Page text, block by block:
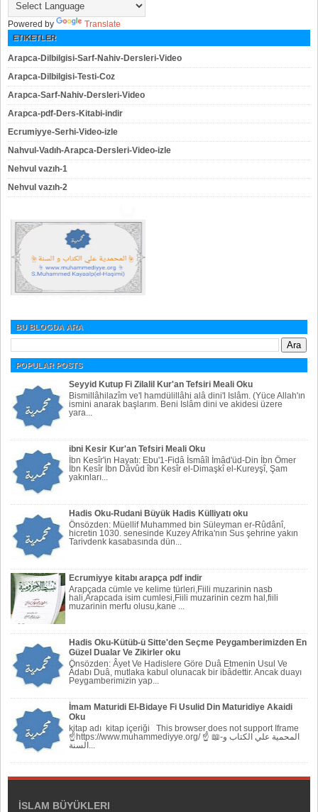
Powered by Translate
ETIKETLER
Arapca-Dilbilgisi-Sarf-Nahiv-Dersleri-Video
Arapca-Dilbilgisi-Testi-Coz
Arapca-Sarf-Nahiv-Dersleri-Video
Arapca-pdf-Ders-Kitabi-indir
Ecrumiyye-Serhi-Video-izle
Nahvul-Vadıh-Arapca-Dersleri-Video-izle
Nehvul vazıh-1
Nehvul vazıh-2
BU BLOGDA ARA
POPULAR POSTS
Seyyid Kutup Fi Zilalil Kur'an Tefsiri Meali Oku
Bismillâhilazîm ve'l hamdülillâhi alâ dini'l Islâm. (Yüce Allah'ın
ismini anarak başlarım. Beni Islâm dini ve akidesi üzere
yara...
ibni Kesir Kur'an Tefsiri Meali Oku
İbn Kesîr'in Hayatı: Ebu'1-Fidâ İsmâîl İmâd'üd-Din İbn Ömer
İbn Kesîr İbn Dâvûd îbn Kesîr el-Dimaşkî el-Kureyşî, Şam
yakınları...
Hadis Oku-Rudani Büyük Hadis Külliyatı oku
Önsözden: Müellif Muhammed bin Süleyman er-Rûdânî,
hicretin 1030. senesinde Kuzey Afrika'nın Sus şehrine yakın
Tarivdenk kasabasında dün...
Ecrumiyye kitabı arapça pdf indir
Arapçada cümle ve kelime türleri,Fiili muzarinin nasb
hali,Arapcada isim cumlesi,Fiili muzarinin cezm hal,fiili
muzarinin merfu olusu,kane ...
Hadis Oku-Kütüb-ü Sitte'den Seçme Peygamberimizden En
Güzel Dualar Ve Zikirler oku
Önsözden: Âyet Ve Hadislere Göre Duâ Etmenin Usul Ve
Âdabı Duâ, mutlaka kabul olunacak bir ibâdettir. Ancak duayı
Peygamberi­mizin yap...
İmam Maturidi El-Bidaye Fi Usulid Din Maturidiye Akaidi
Oku
kitap adı kitap içeriği This browser does not support Iframe
☝https://www.muhammediyye.org/ ☝ 📖-المحمية علي الكتاب و
İSLAM BÜYÜKLERI